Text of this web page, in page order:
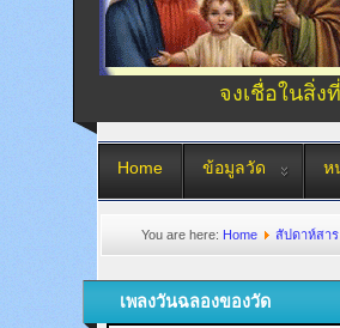
จงเชื่อในสิ่
Home ข้อมูลวัด ห
You are here:Home สัปดาห์สาร
เพลงวันฉลองของวัด